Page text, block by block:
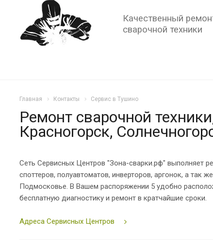
Качественный
сварочной техники
Главная Контакты Сервис в Тушино
Ремонт сварочной
Красногорск,
Сеть Сервисных Центров "Зона-сварки.рф" выполняет
споттеров, полуавтоматов, инверторов, аргонок, а
Подмосковье. В Вашем распоряжении 5 удобно
бесплатную диагностику и ремонт в кратчайшие сроки.
Адреса Сервисных Центров